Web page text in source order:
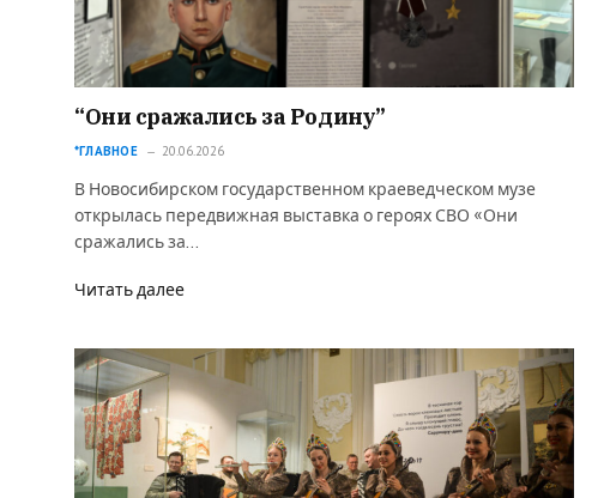
“Они сражались за Родину”
*ГЛАВНОЕ 20.06.2026
В Новосибирском государственном краеведческом музе
открылась передвижная выставка о героях СВО «Они
сражались за…
Читать далее